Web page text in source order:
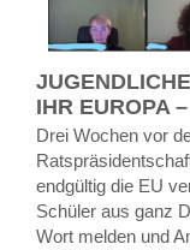
IHR EUROPA
Drei Wochen vor
endgültig die EU
Schüler aus ganz
Wort melden und